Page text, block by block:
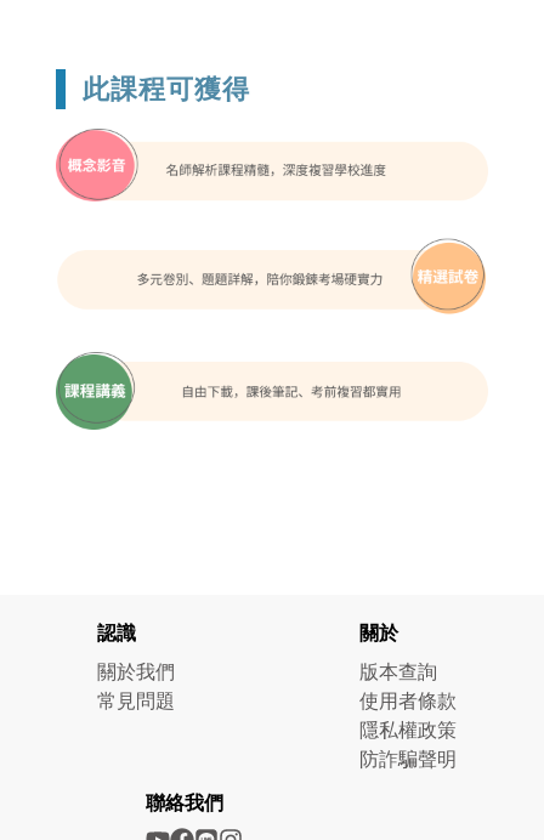
此課程可獲得
認識
關於我們
常見問題
關於
版本查詢
使用者條款
隱私權政策
防詐騙聲明
聯絡我們